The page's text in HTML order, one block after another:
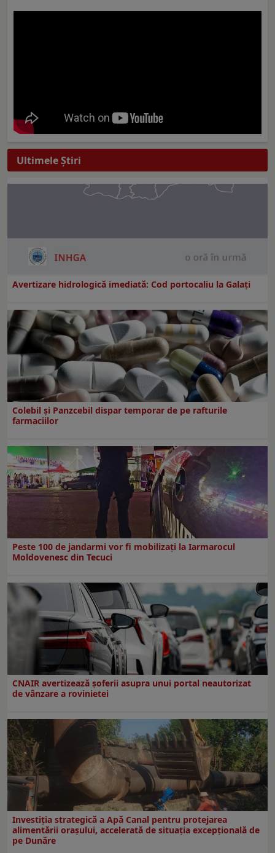
Ultimele Ştiri
Avertizare hidrologică imediată: Cod portocaliu la Galaţi
Colebil și Panzcebil dispar temporar de pe rafturile
farmaciilor
Peste 100 de jandarmi vor fi mobilizați la Iarmarocul
Moldovenesc din Tecuci
CNAIR avertizează șoferii asupra unui portal neautorizat
de vânzare a rovinietei
Investiția strategică a Apă Canal pentru protejarea
alimentării orașului, accelerată de situația excepțională de
pe Dunăre